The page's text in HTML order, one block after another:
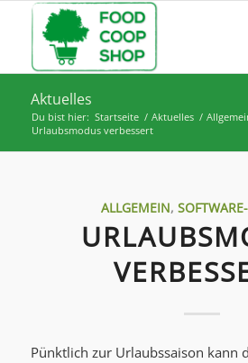
Aktuelles
Du bist hier: Startseite / Aktuelles /
Urlaubsmodus verbessert
ALLGEMEIN,
Pünktlich zur Urlaubssaison kann